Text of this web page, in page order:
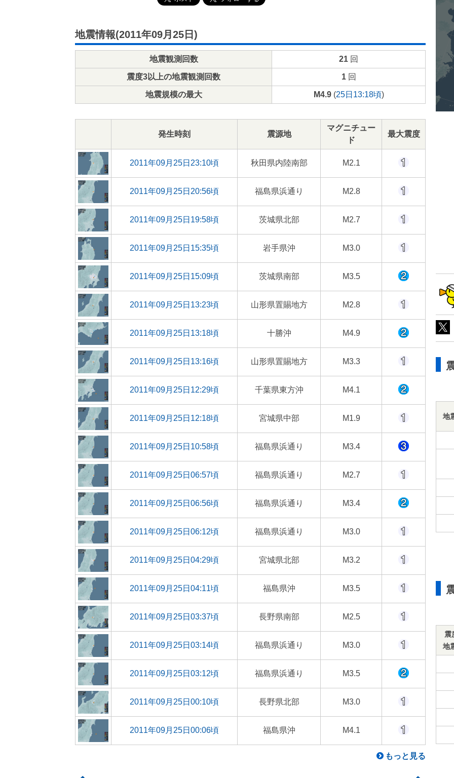
地震情報(2011年09月25日)
地震観測回数 21 回
震度3以上の地震観測回数 1回
地震規模の最大 M4.9(25日13:18頃)
発生時刻 震源地
マグニチュー
ド
最大震度
2011年09月25日23:10頃 秋田県内陸南部 M2.1
2011年09月25日20:56頃 福島県浜通り M2.8
2011年09月25日19:58頃 茨城県北部 M2.7
2011年09月25日15:35頃 岩手県沖 M3.0
2011年09月25日15:09頃 茨城県南部 M3.5
2011年09月25日13:23頃 山形県置賜地方 M2.8
2011年09月25日13:18頃 十勝沖 M4.9
2011年09月25日13:16頃 山形県置賜地方 M3.3
2011年09月25日12:29頃 千葉県東方沖 M4.1
2011年09月25日12:18頃 宮城県中部 M1.9
2011年09月25日10:58頃 福島県浜通り M3.4
2011年09月25日06:57頃 福島県浜通り M2.7
2011年09月25日06:56頃 福島県浜通り M3.4
2011年09月25日06:12頃 福島県浜通り M3.0
2011年09月25日04:29頃 宮城県北部 M3.2
2011年09月25日04:11頃 福島県沖 M3.5
2011年09月25日03:37頃 長野県南部 M2.5
2011年09月25日03:14頃 福島県浜通り M3.0
2011年09月25日03:12頃 福島県浜通り M3.5
2011年09月25日00:10頃 長野県北部 M3.0
2011年09月25日00:06頃 福島県沖 M4.1
もっと見る
地
震
地